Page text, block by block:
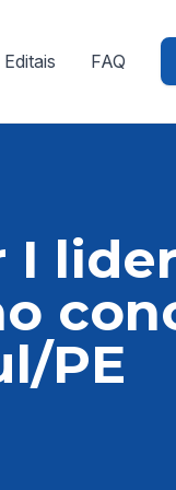
Editais FAQ
I
PE